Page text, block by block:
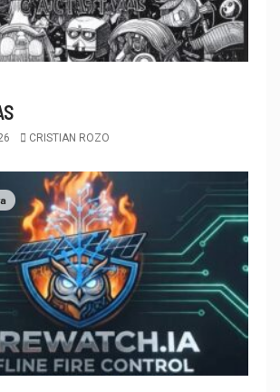
CRISTIAN ROZO